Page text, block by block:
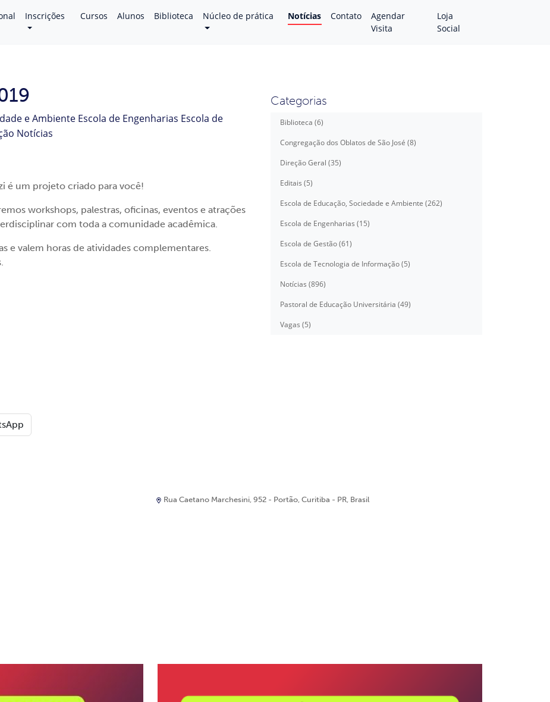
Inscrições Cursos Alunos Biblioteca Núcleo de prática Notícias Contato
Agendar
Visita
Loja
Social
e Ambiente Escola de Engenharias Escola de
Notícias
é um projeto criado para você!
workshops, palestras, oficinas, eventos e atrações
com toda a comunidade acadêmica.
e valem horas de atividades complementares.
Categorias
Biblioteca (6)
Congregação dos Oblatos de São José (8)
Direção Geral (35)
Editais (5)
Escola de Educação, Sociedade e Ambiente (262)
Escola de Engenharias (15)
Escola de Gestão (61)
Escola de Tecnologia de Informação (5)
Notícias (896)
Pastoral de Educação Universitária (49)
Vagas (5)
Rua Caetano Marchesini, 952 - Portão, Curitiba - PR, Brasil